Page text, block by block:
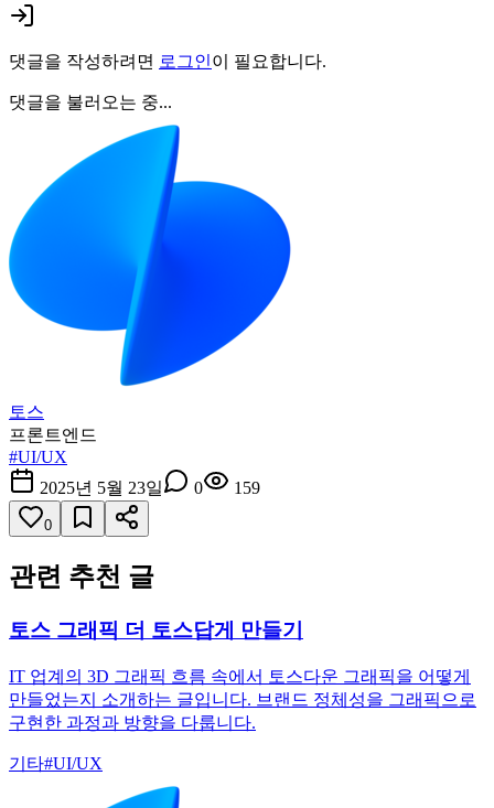
댓글을 작성하려면 로그인이 필요합니다.
댓글을 불러오는 중...
토스
프론트엔드
#UI/UX
2025년 5월 23일
0 159
0
관련 추천 글
토스 그래픽 더 토스답게 만들기
IT 업계의 3D 그래픽 흐름 속에서 토스다운 그래픽을 어떻게
만들었는지 소개하는 글입니다. 브랜드 정체성을 그래픽으로
구현한 과정과 방향을 다룹니다.
기타#UI/UX